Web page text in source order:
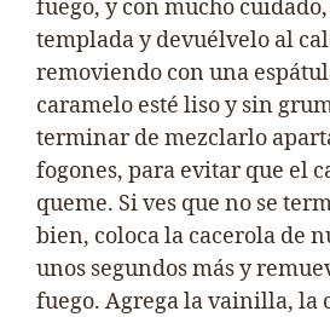
fuego, y con mucho
templada y devuélvelo al
removiendo con una
caramelo esté liso y sin
terminar de mezclarlo
fogones, para evitar que el
queme. Si ves que no se
bien, coloca la cacerola de
unos segundos más y
fuego. Agrega la vainilla, la